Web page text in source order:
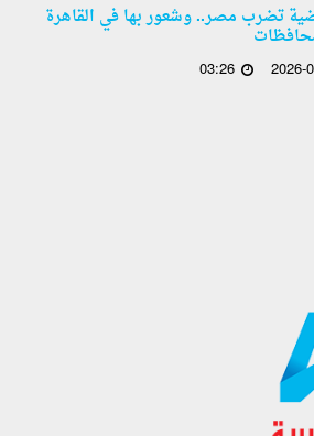
تضرب مصر.. وشعور بها في القاهرة
2026-
03:26